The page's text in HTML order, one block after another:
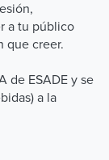
a tu público
que creer.
de ESADE y se
a la